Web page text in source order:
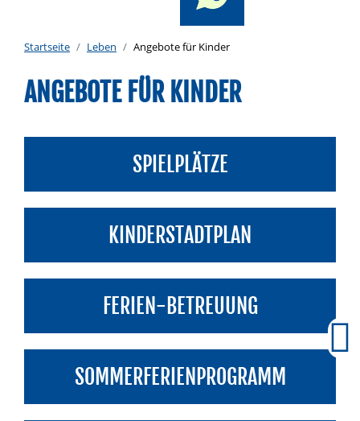
Startseite Leben Angebote für Kinder
ANGEBOTE FÜR KINDER
SPIELPLÄTZE
KINDERSTADTPLAN
FERIEN-BETREUUNG
SOMMERFERIENPROGRAMM